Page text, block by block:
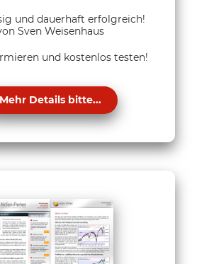
und dauerhaft erfolgreich!
Sven Weisenhaus
und kostenlos testen!
Mehr Details bitte...